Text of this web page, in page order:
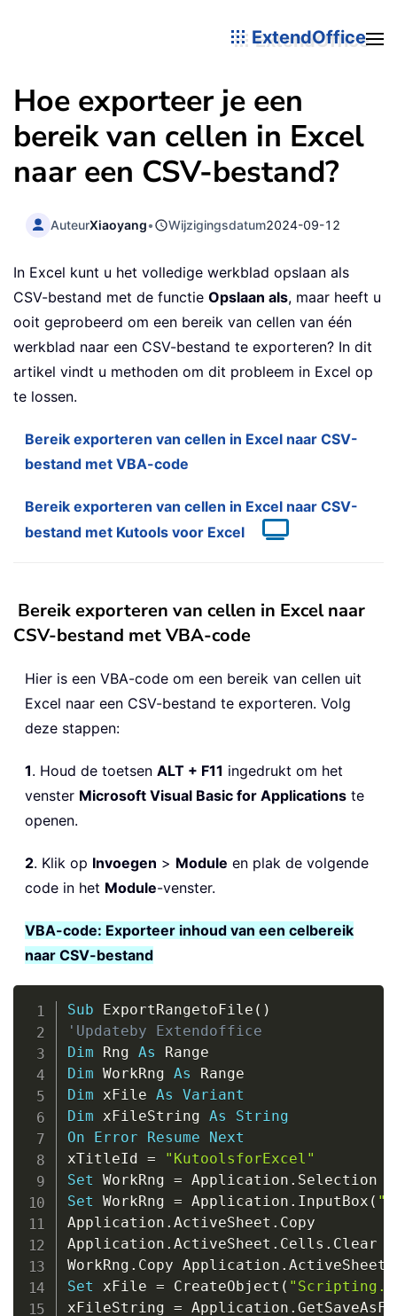
ExtendOffice
Hoe exporteer je een
bereik van cellen in Excel
naar een CSV-bestand?
AuteurXiaoyang• Wijzigingsdatum2024-09-12
In Excel kunt u het volledige werkblad opslaan als
CSV-bestand met de functie Opslaan als, maar heeft u
ooit geprobeerd om een bereik van cellen van één
werkblad naar een CSV-bestand te exporteren? In dit
artikel vindt u methoden om dit probleem in Excel op
te lossen.
Bereik exporteren van cellen in Excel naar CSV-
bestand met VBA-code
Bereik exporteren van cellen in Excel naar CSV-
bestand met Kutools voor Excel
Bereik exporteren van cellen in Excel naar
CSV-bestand met VBA-code
Hier is een VBA-code om een bereik van cellen uit
Excel naar een CSV-bestand te exporteren. Volg
deze stappen:
1. Houd de toetsen ALT + F11 ingedrukt om het
venster Microsoft Visual Basic for Applications te
openen.
2. Klik op Invoegen > Module en plak de volgende
code in het Module-venster.
VBA-code: Exporteer inhoud van een celbereik
naar CSV-bestand
Sub ExportRangetoFile ( )
'Updateby Extendoffice
Dim Rng As
Dim WorkRng As
Dim xFile As
Variant
Dim xFileString As
String
On
Error Resume
Next
xTitleId =
"KutoolsforExcel"
Set WorkRng = Application .
Set WorkRng = Application . InputBox (
Application . ActiveSheet . Copy
Application . ActiveSheet . Cells . Clear
WorkRng . Copy Application . ActiveSheet
Set xFile = CreateObject (
xFileString = Application .